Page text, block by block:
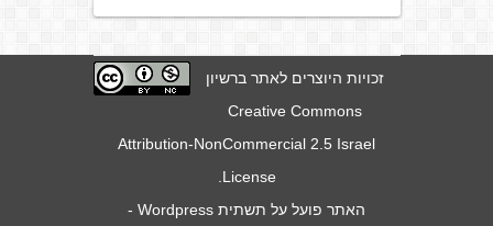
זכויות היוצרים לאתר ברשיון
Creative Commons
Attribution-NonCommercial 2.5 Israel
License
האתר פועל על תשתית Wordpress
-